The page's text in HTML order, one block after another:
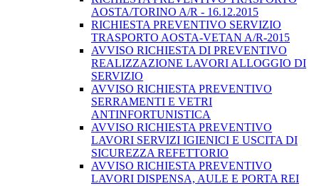
AOSTA/TORINO A/R - 16.12.2015
RICHIESTA PREVENTIVO SERVIZIO
TRASPORTO AOSTA-VETAN A/R-2015
AVVISO RICHIESTA DI PREVENTIVO
REALIZZAZIONE LAVORI ALLOGGIO DI
SERVIZIO
AVVISO RICHIESTA PREVENTIVO
SERRAMENTI E VETRI
ANTINFORTUNISTICA
AVVISO RICHIESTA PREVENTIVO
LAVORI SERVIZI IGIENICI E USCITA DI
SICUREZZA REFETTORIO
AVVISO RICHIESTA PREVENTIVO
LAVORI DISPENSA, AULE E PORTA REI